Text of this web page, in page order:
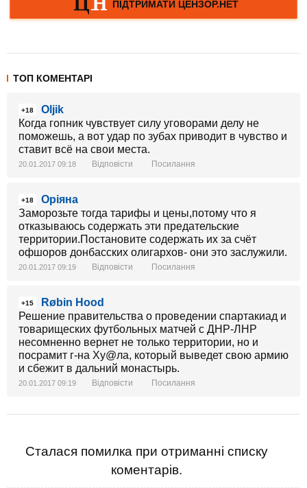
ТОП КОМЕНТАРІ
+18
Oljik
Когда гопник чувствует силу уговорами делу не
поможешь, а вот удар по зубах приводит в чувство и
ставит всё на свои места.
20.01.2017 09:18 Відповісти Посилання
+18
Оріяна
Заморозьте тогда тарифы и цены,потому что я
отказываюсь содержать эти предательские
территории.Постановите содержать их за счёт
офшоров донбасских олигархов- они это заслужили.
20.01.2017 09:19 Відповісти Посилання
+15
Røbin Hood
Решение правительства о проведении спартакиад и
товарищеских футбольных матчей с ДНР-ЛНР
несомненно вернет не только территории, но и
посрамит г-на Ху@ла, который выведет свою армию
и сбежит в дальний монастырь.
20.01.2017 09:19 Відповісти Посилання
Сталася помилка при отриманні списку
коментарів.